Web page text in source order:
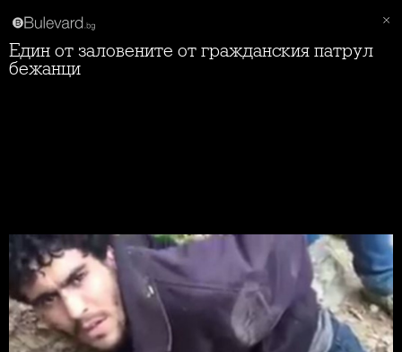
Един от заловените от гражданския патрул
бежанци